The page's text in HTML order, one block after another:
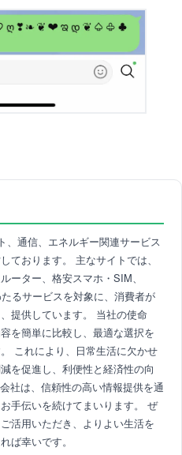
、通信、エネルギー関連サービス
ております。 主なサイトでは、
ーター、格安スマホ・SIM、
るサービスを対象に、消費者が
提供しています。 当社の使命
を簡単に比較し、最適な選択を
これにより、日常生活に欠かせ
を促進し、利便性と経済性の向
社は、信頼性の高い情報提供を通
手伝いを続けてまいります。 ぜ
活用いただき、よりよい生活を
ば幸いです。